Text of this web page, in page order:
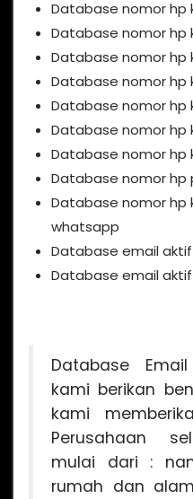
Database nomor hp
Database nomor hp
Database nomor hp
Database nomor hp
Database nomor hp
Database nomor hp
Database nomor hp
Database nomor
Database nomor hp
whatsapp
Database email
Database email
Database
kami berikan
kami
Perusahaan
mulai dari :
rumah dan